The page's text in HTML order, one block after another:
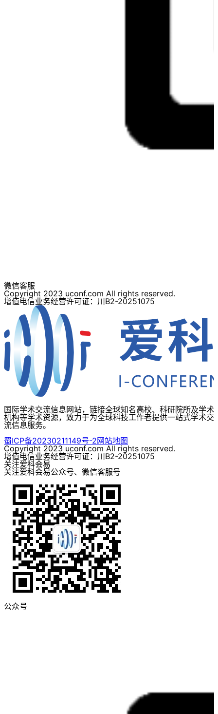
微信客服
Copyright 2023 uconf.com All rights reserved.
增值电信业务经营许可证：川B2-20251075
国际学术交流信息网站，链接全球知名高校、科研院所及学术
机构等学术资源，致力于为全球科技工作者提供一站式学术交
流信息服务。
蜀ICP备20230211149号-2网站地图
Copyright 2023 uconf.com All rights reserved.
增值电信业务经营许可证：川B2-20251075
关注爱科会易
关注爱科会易公众号、微信客服号
公众号